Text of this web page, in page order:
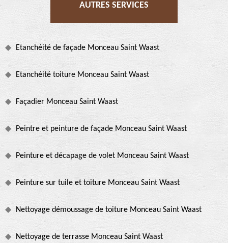
AUTRES SERVICES
Etanchéité de façade Monceau Saint Waast
Etanchéité toiture Monceau Saint Waast
Façadier Monceau Saint Waast
Peintre et peinture de façade Monceau Saint Waast
Peinture et décapage de volet Monceau Saint Waast
Peinture sur tuile et toiture Monceau Saint Waast
Nettoyage démoussage de toiture Monceau Saint Waast
Nettoyage de terrasse Monceau Saint Waast